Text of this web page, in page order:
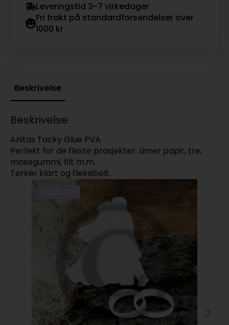
Leveringstid 3-7 virkedager
Fri frakt på standardforsendelser over
1000 kr
Beskrivelse
Beskrivelse
Anitas Tacky Glue PVA.
Perfekt for de fleste prosjekter. Limer papir, tre,
mosegummi, filt m.m.
Tørker klart og fleksibelt.